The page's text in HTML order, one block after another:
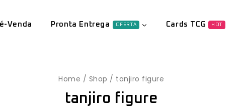
Venda Pronta Entrega OFERTA Cards TCG HOT
Home / Shop / tanjiro figure
tanjiro figure